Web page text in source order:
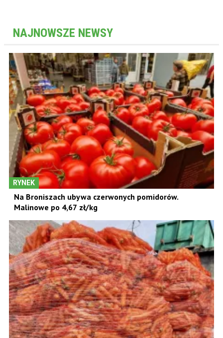
NAJNOWSZE NEWSY
RYNEK
Na Broniszach ubywa czerwonych pomidorów.
Malinowe po 4,67 zł/kg